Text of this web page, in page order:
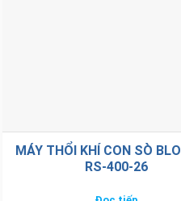
MÁY THỔI KHÍ CON SÒ
RS-400-26